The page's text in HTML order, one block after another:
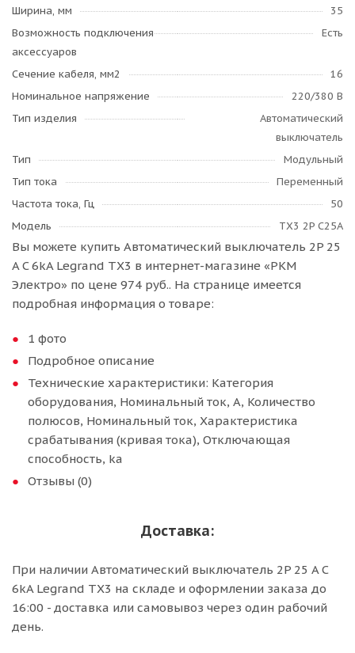
Ширина, мм
35
Возможность подключения
аксессуаров
Есть
Сечение кабеля, мм2
16
Номинальное напряжение
220/380 В
Тип изделия
Автоматический
выключатель
Тип
Модульный
Тип тока
Переменный
Частота тока, Гц
50
Модель
TX3 2P C25A
Вы можете купить Автоматический выключатель 2P 25
A C 6kA Legrand TX3 в интернет-магазине «РКМ
Электро» по цене 974 руб.. На странице имеется
подробная информация о товаре:
1 фото
Подробное описание
Технические характеристики: Категория
оборудования, Номинальный ток, А, Количество
полюсов, Номинальный ток, Характеристика
срабатывания (кривая тока), Отключающая
способность, ka
Отзывы (0)
Доставка:
При наличии Автоматический выключатель 2P 25 A C
6kA Legrand TX3 на складе и оформлении заказа до
16:00 - доставка или самовывоз через один рабочий
день.